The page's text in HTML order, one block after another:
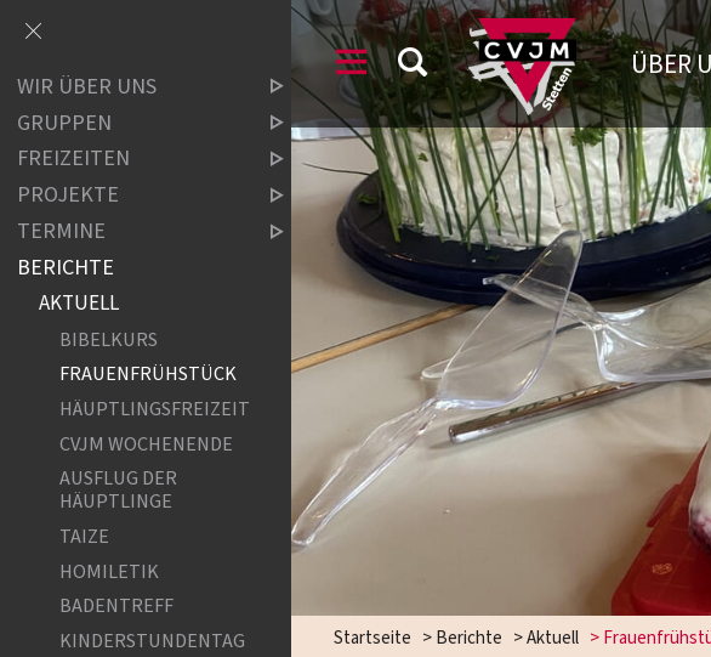
ÜBER
Startseite >Berichte >Aktuell >
WIR ÜBER UNS
GRUPPEN
FREIZEITEN
PROJEKTE
TERMINE
BERICHTE
AKTUELL
BIBELKURS
FRAUENFRÜHSTÜCK
HÄUPTLINGSFREIZEIT
CVJM WOCHENENDE
AUSFLUG DER
HÄUPTLINGE
TAIZE
HOMILETIK
BADENTREFF
KINDERSTUNDENTAG